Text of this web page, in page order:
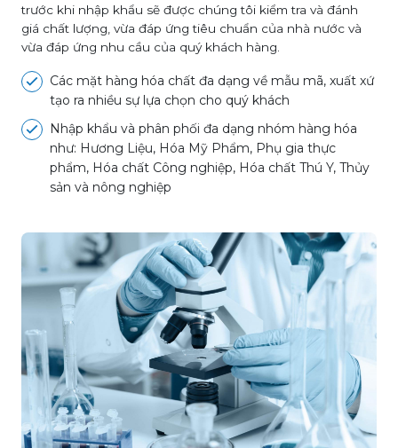
trước khi nhập khẩu sẽ được chúng tôi kiểm tra và đánh
giá chất lượng, vừa đáp ứng tiêu chuẩn của nhà nước và
vừa đáp ứng nhu cầu của quý khách hàng.
Các mặt hàng hóa chất đa dạng về mẫu mã, xuất xứ
tạo ra nhiều sự lựa chọn cho quý khách
Nhập khẩu và phân phối đa dạng nhóm hàng hóa
như: Hương Liệu, Hóa Mỹ Phẩm, Phụ gia thực
phẩm, Hóa chất Công nghiệp, Hóa chất Thú Y, Thủy
sản và nông nghiệp